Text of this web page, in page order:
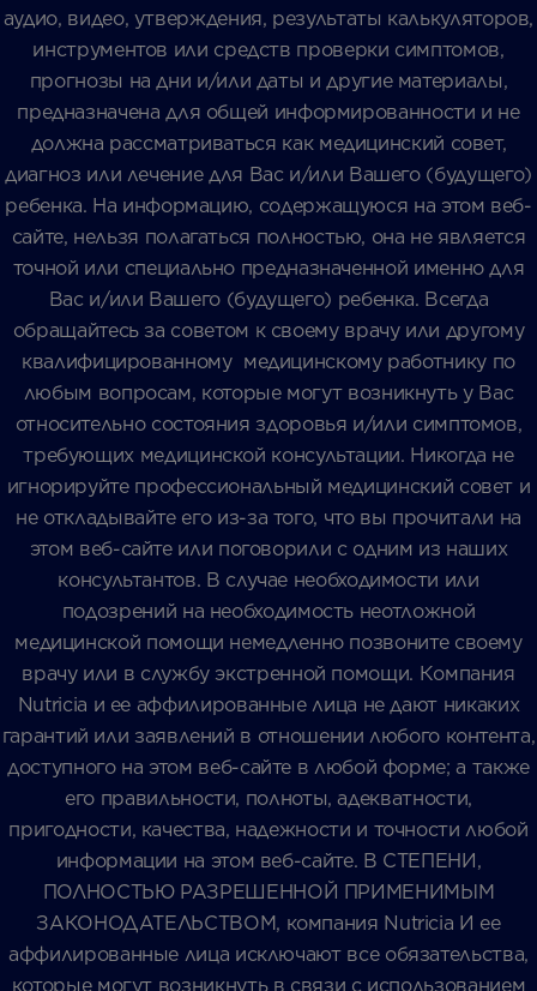
аудио, видео, утверждения, результаты калькуляторов,
инструментов или средств проверки симптомов,
прогнозы на дни и/или даты и другие материалы,
предназначена для общей информированности и не
должна рассматриваться как медицинский совет,
диагноз или лечение для Вас и/или Вашего (будущего)
ребенка. На информацию, содержащуюся на этом веб-
сайте, нельзя полагаться полностью, она не является
точной или специально предназначенной именно для
Вас и/или Вашего (будущего) ребенка. Всегда
обращайтесь за советом к своему врачу или другому
квалифицированному медицинскому работнику по
любым вопросам, которые могут возникнуть у Вас
относительно состояния здоровья и/или симптомов,
требующих медицинской консультации. Никогда не
игнорируйте профессиональный медицинский совет и
не откладывайте его из-за того, что вы прочитали на
этом веб-сайте или поговорили с одним из наших
консультантов. В случае необходимости или
подозрений на необходимость неотложной
медицинской помощи немедленно позвоните своему
врачу или в службу экстренной помощи. Компания
Nutricia и ее аффилированные лица не дают никаких
гарантий или заявлений в отношении любого контента,
доступного на этом веб-сайте в любой форме; а также
его правильности, полноты, адекватности,
пригодности, качества, надежности и точности любой
информации на этом веб-сайте. В СТЕПЕНИ,
ПОЛНОСТЬЮ РАЗРЕШЕННОЙ ПРИМЕНИМЫМ
ЗАКОНОДАТЕЛЬСТВОМ, компания Nutricia И ее
аффилированные лица исключают все обязательства,
которые могут возникнуть в связи с использованием